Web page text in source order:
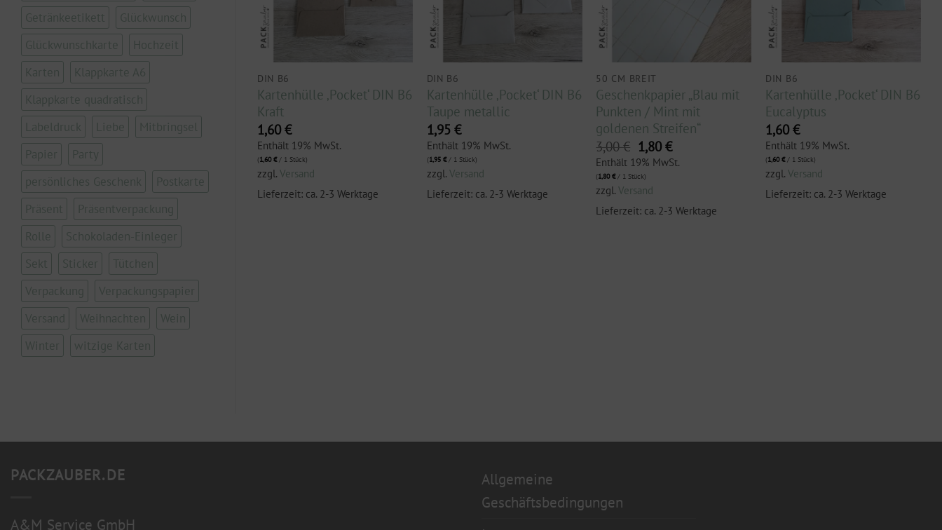
Getränkeetikett
Glückwunsch
Glückwunschkarte
Hochzeit
Karten
Klappkarte A6
Klappkarte quadratisch
Labeldruck
Liebe
Mitbringsel
Papier
Party
persönliches Geschenk
Postkarte
Präsent
Präsentverpackung
Rolle
Schokoladen-Einleger
Sekt
Sticker
Tütchen
Verpackung
Verpackungspapier
Versand
Weihnachten
Wein
Winter
witzige Karten
DIN B6
Kartenhülle ‚Pocket‘ DIN B6
Kraft
1,60 €
Enthält 19% MwSt.
(1,60€/ 1 Stück)
zzgl. Versand
Lieferzeit: ca. 2-3 Werktage
DIN B6
Kartenhülle ‚Pocket‘ DIN B6
Taupe metallic
1,95 €
Enthält 19% MwSt.
(1,95 €/ 1 Stück)
zzgl. Versand
Lieferzeit: ca. 2-3 Werktage
50 CM BREIT
Geschenkpapier „Blau mit
Punkten / Mint mit
goldenen Streifen“
3,00€ Ursprünglicher
Preis
war:
3,00 €
1,80 €Aktueller
Preis
ist:
Enthält 19% MwSt.
(1,80€/ 1 Stück)
zzgl.Versand
Lieferzeit: ca. 2-3 Werktage
DIN B6
Kartenhülle ‚Pocket‘ DIN B6
Eucalyptus
1,60€
Enthält 19% MwSt.
(1,60€/ 1 Stück)
zzgl.Versand
Lieferzeit: ca. 2-3 Werktage
Gold mit
50 CM BREIT
Geschenkpapier
„Winterbäume gold / grau-
silber“
3,00
Enthält 19% MwSt.
3,00
zzgl.Versand
Lieferzeit: ca. 2-3 Werktage
PACKZAUBER.DE
A&M Service GmbH
Allgemeine
Geschäftsbedingungen